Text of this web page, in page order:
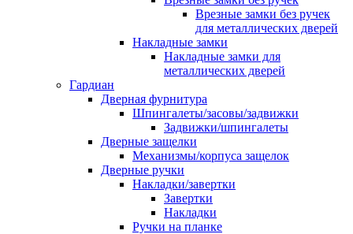
Врезные замки без ручек
для металлических дверей
Накладные замки
Накладные замки для
металлических дверей
Гардиан
Дверная фурнитура
Шпингалеты/засовы/задвижки
Задвижки/шпингалеты
Дверные защелки
Механизмы/корпуса защелок
Дверные ручки
Накладки/завертки
Завертки
Накладки
Ручки на планке